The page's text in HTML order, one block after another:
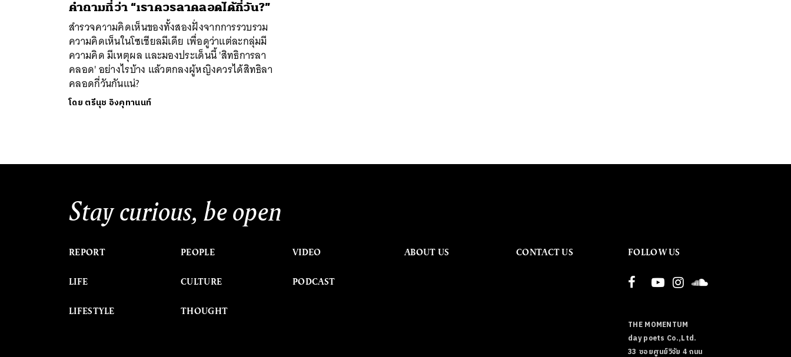
คำถามที่ว่า “เราควรลาคลอดได้กี่วัน?”
สำรวจความคิดเห็นของทั้งสองฝั่งจากการรวบรวม
ความคิดเห็นในโซเชียลมีเดีย เพื่อดูว่าแต่ละกลุ่มมี
ความคิด มีเหตุผล และมองประเด็นนี้ 'สิทธิการลา
คลอด' อย่างไรบ้าง แล้วตกลงผู้หญิงควรได้สิทธิลา
คลอดกี่วันกันแน่?
โดย ตรีนุช อิงคุทานนท์
Stay curious, be open
REPORT
LIFE
LIFESTYLE
PEOPLE
CULTURE
THOUGHT
VIDEO
PODCAST
ABOUT US CONTACT US FOLLOW US
THE MOMENTUM
day poets Co.,Ltd.
33 ซอยศูนย์วิจัย 4 ถนน